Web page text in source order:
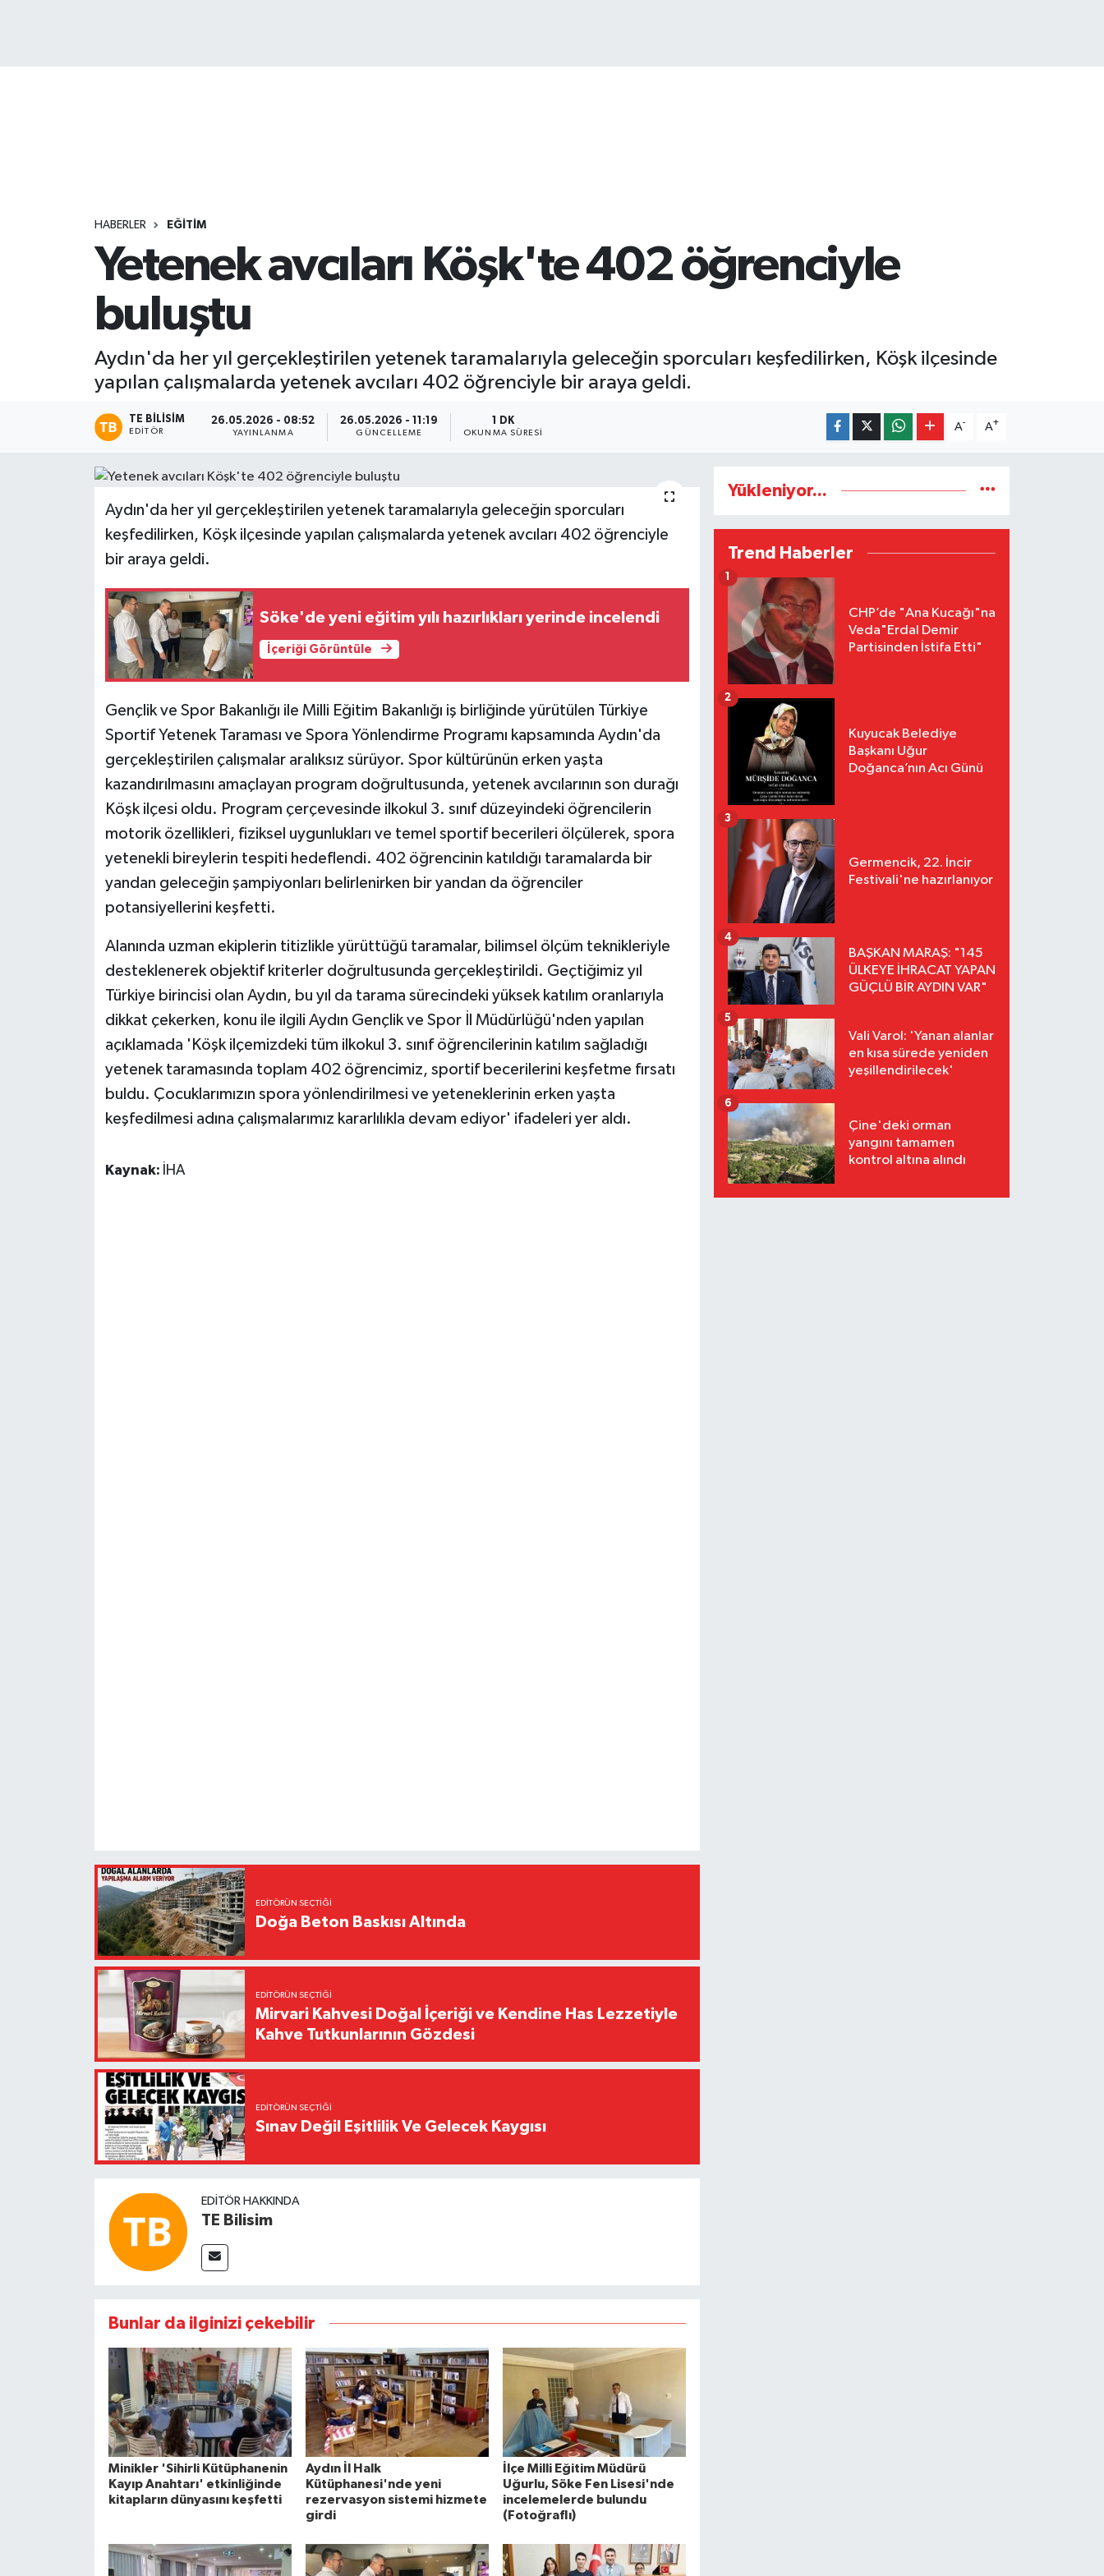
HABERLER EĞİTİM
Yetenek avcıları Köşk'te 402 öğrenciyle
buluştu
Aydın'da her yıl gerçekleştirilen yetenek taramalarıyla geleceğin sporcuları keşfedilirken, Köşk ilçesinde
yapılan çalışmalarda yetenek avcıları 402 öğrenciyle bir araya geldi.
TE BILISIM
EDITÖR
26.05.2026 - 08:52
YAYINLANMA
26.05.2026 - 11:19
GÜNCELLEME
1 DK
OKUNMA SÜRESI
A- A+
Aydın'da her yıl gerçekleştirilen yetenek taramalarıyla geleceğin sporcuları
keşfedilirken, Köşk ilçesinde yapılan çalışmalarda yetenek avcıları 402 öğrenciyle
bir araya geldi.
Söke'de yeni eğitim yılı hazırlıkları yerinde incelendi
İçeriği Görüntüle
Gençlik ve Spor Bakanlığı ile Milli Eğitim Bakanlığı iş birliğinde yürütülen Türkiye
Sportif Yetenek Taraması ve Spora Yönlendirme Programı kapsamında Aydın'da
gerçekleştirilen çalışmalar aralıksız sürüyor. Spor kültürünün erken yaşta
kazandırılmasını amaçlayan program doğrultusunda, yetenek avcılarının son durağı
Köşk ilçesi oldu. Program çerçevesinde ilkokul 3. sınıf düzeyindeki öğrencilerin
motorik özellikleri, fiziksel uygunlukları ve temel sportif becerileri ölçülerek, spora
yetenekli bireylerin tespiti hedeflendi. 402 öğrencinin katıldığı taramalarda bir
yandan geleceğin şampiyonları belirlenirken bir yandan da öğrenciler
potansiyellerini keşfetti.
Alanında uzman ekiplerin titizlikle yürüttüğü taramalar, bilimsel ölçüm teknikleriyle
desteklenerek objektif kriterler doğrultusunda gerçekleştirildi. Geçtiğimiz yıl
Türkiye birincisi olan Aydın, bu yıl da tarama sürecindeki yüksek katılım oranlarıyla
dikkat çekerken, konu ile ilgili Aydın Gençlik ve Spor İl Müdürlüğü'nden yapılan
açıklamada 'Köşk ilçemizdeki tüm ilkokul 3. sınıf öğrencilerinin katılım sağladığı
yetenek taramasında toplam 402 öğrencimiz, sportif becerilerini keşfetme fırsatı
buldu. Çocuklarımızın spora yönlendirilmesi ve yeteneklerinin erken yaşta
keşfedilmesi adına çalışmalarımız kararlılıkla devam ediyor' ifadeleri yer aldı.
Kaynak: İHA
EDITÖRÜN SEÇTIĞI
Doğa Beton Baskısı Altında
EDITÖRÜN SEÇTIĞI
Mirvari Kahvesi Doğal İçeriği ve Kendine Has Lezzetiyle
Kahve Tutkunlarının Gözdesi
EDITÖRÜN SEÇTIĞI
Sınav Değil Eşitlilik Ve Gelecek Kaygısı
EDITÖR HAKKINDA
TE Bilisim
Bunlar da ilginizi çekebilir
Minikler 'Sihirli Kütüphanenin
Kayıp Anahtarı' etkinliğinde
kitapların dünyasını keşfetti
Aydın İl Halk
Kütüphanesi'nde yeni
rezervasyon sistemi hizmete
girdi
İlçe Milli Eğitim Müdürü
Uğurlu, Söke Fen Lisesi'nde
incelemelerde bulundu
(Fotoğraflı)
Yükleniyor...
Trend Haberler
CHP’de "Ana Kucağı"na
Veda"Erdal Demir
Partisinden İstifa Etti"
1
Kuyucak Belediye
Başkanı Uğur
Doğanca’nın Acı Günü
2
Germencik, 22. İncir
Festivali'ne hazırlanıyor
3
BAŞKAN MARAŞ: "145
ÜLKEYE İHRACAT YAPAN
GÜÇLÜ BİR AYDIN VAR"
4
Vali Varol: 'Yanan alanlar
en kısa sürede yeniden
yeşillendirilecek'
5
Çine'deki orman
yangını tamamen
kontrol altına alındı
6